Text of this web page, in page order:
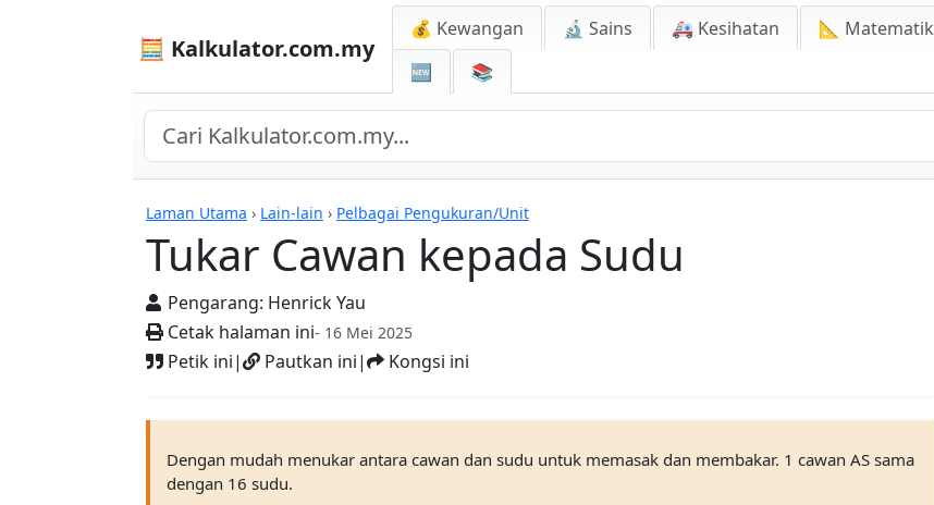
🧮 Kalkulator.com.my
💰 Kewangan 🔬 Sains 🚑 Kesihatan 📐 Matematik
🆕
📚
Laman Utama › Lain-lain › Pelbagai Pengukuran/Unit
Tukar Cawan kepada Sudu
Pengarang: Henrick Yau
Cetak halaman ini- 16 Mei 2025
Petik ini| Pautkan ini| Kongsi ini
Kalkulator
Dengan mudah menukar antara cawan dan sudu untuk memasak dan membakar. 1 cawan AS sama
dengan 16 sudu.